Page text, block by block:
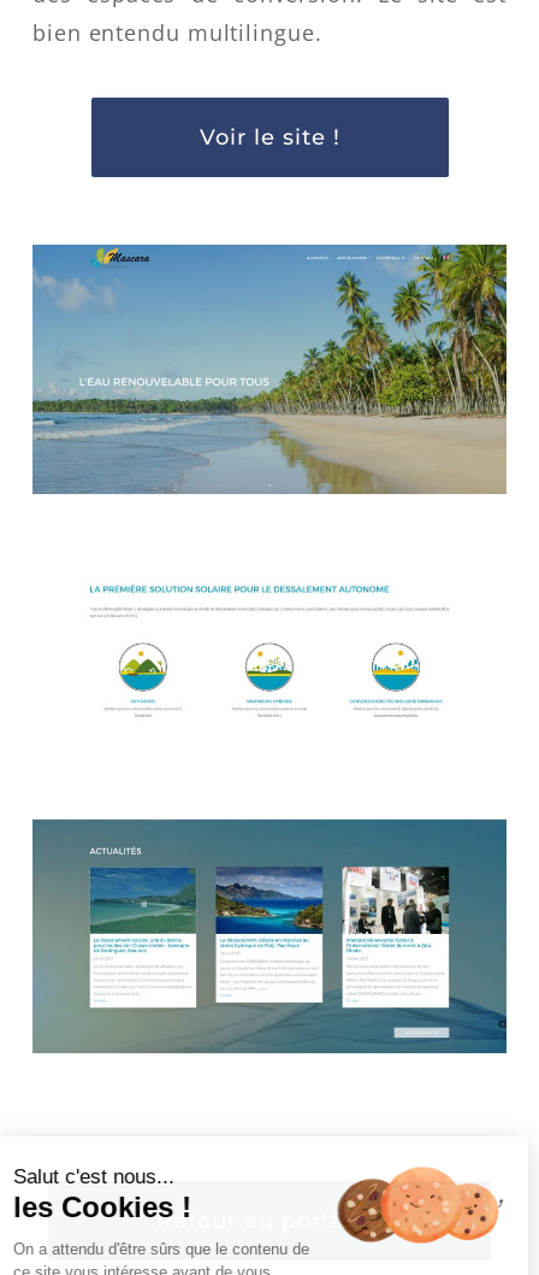
bien entendu multilingue.
Voir le site !
Retour au portfolio
Salut c'est nous...
les Cookies !
On a attendu d'être sûrs que le contenu de
ce site vous intéresse avant de vous